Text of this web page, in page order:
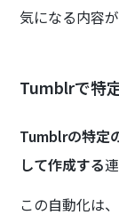
気になる内容
Tumblrで特
Tumblrの特定
して作成する
この自動化は